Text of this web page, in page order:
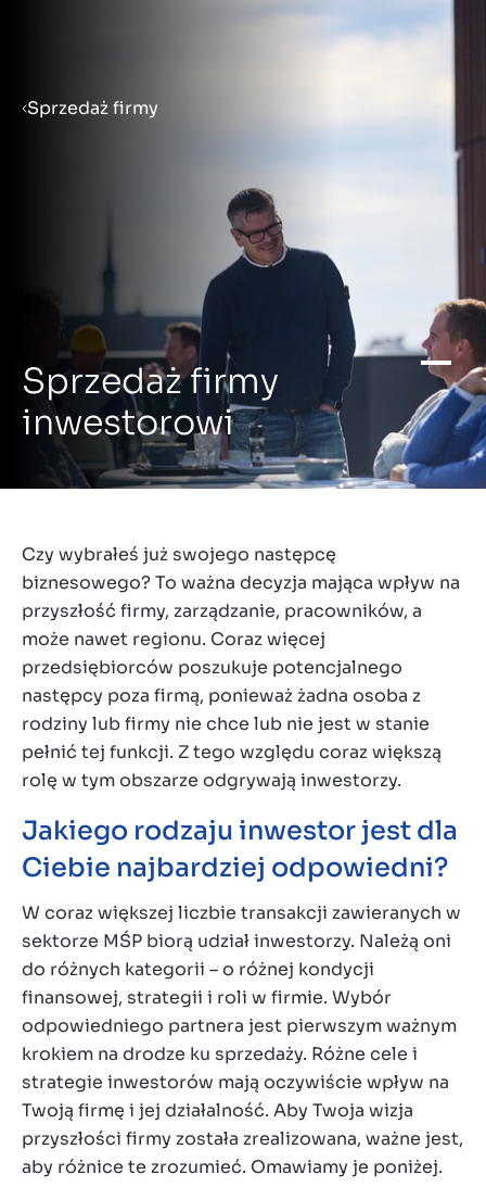
Sprzedaż firmy
Zakup firmy
Spostrzeżenia
PL
Sprzedaż firmy
Sprzedaż firmy
inwestorowi
Czy wybrałeś już swojego następcę
biznesowego? To ważna decyzja mająca wpływ na
przyszłość firmy, zarządzanie, pracowników, a
może nawet regionu. Coraz więcej
przedsiębiorców poszukuje potencjalnego
następcy poza firmą, ponieważ żadna osoba z
rodziny lub firmy nie chce lub nie jest w stanie
pełnić tej funkcji. Z tego względu coraz większą
rolę w tym obszarze odgrywają inwestorzy.
Jakiego rodzaju inwestor jest dla
Ciebie najbardziej odpowiedni?
W coraz większej liczbie transakcji zawieranych w
sektorze MŚP biorą udział inwestorzy. Należą oni
do różnych kategorii – o różnej kondycji
finansowej, strategii i roli w firmie. Wybór
odpowiedniego partnera jest pierwszym ważnym
krokiem na drodze ku sprzedaży. Różne cele i
strategie inwestorów mają oczywiście wpływ na
Twoją firmę i jej działalność. Aby Twoja wizja
przyszłości firmy została zrealizowana, ważne jest,
aby różnice te zrozumieć. Omawiamy je poniżej.